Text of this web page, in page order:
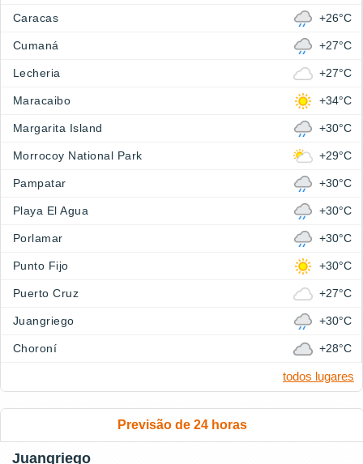
Caracas +26°C
Cumaná +27°C
Lecheria +27°C
Maracaibo +34°C
Margarita Island +30°C
Morrocoy National Park +29°C
Pampatar +30°C
Playa El Agua +30°C
Porlamar +30°C
Punto Fijo +30°C
Puerto Cruz +27°C
Juangriego +30°C
Choroní +28°C
todos lugares
Previsão de 24 horas
Juangriego